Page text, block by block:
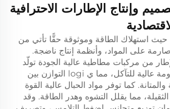
وإنتاج الإطارات الاحترافية
حيث استهلاك الطاقة وموثوقة حقًّا تأتي من
على المواد، وأنظمة إنتاج ناضجة.
من مركبات مطاطية عالية الجودة تولّد
حرارة منخفضة وتتمتّع بمقاومة عالية للتآكل، مما ي logi التوازن بين
كما توفر مواد الحبال عالية القوة
مما يقلل التشوه وهدر الطاقة. وقد